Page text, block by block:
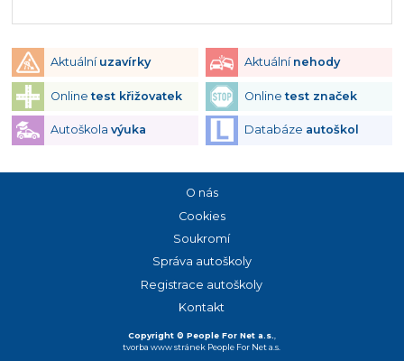
Aktuální uzavírky Aktuální nehody
Onlinetest křižovatek Onlinetest značek
Autoškola výuka Databáze autoškol
Copyright © People For Net a.s.,
tvorba www stránek People For Net a.s.
O nás
Cookies
Soukromí
Správa autoškoly
Registrace autoškoly
Kontakt